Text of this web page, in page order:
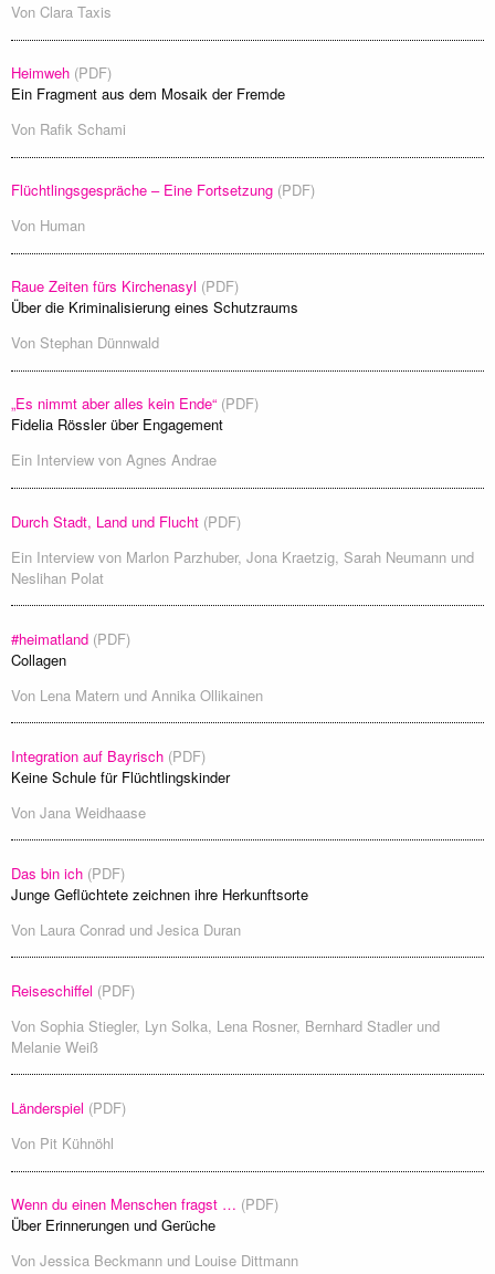
Von Clara Taxis
Heimweh (PDF)
Ein Fragment aus dem Mosaik der Fremde
Von Rafik Schami
Flüchtlingsgespräche – Eine Fortsetzung (PDF)
Von Human
Raue Zeiten fürs Kirchenasyl (PDF)
Über die Kriminalisierung eines Schutzraums
Von Stephan Dünnwald
„Es nimmt aber alles kein Ende“ (PDF)
Fidelia Rössler über Engagement
Ein Interview von Agnes Andrae
Durch Stadt, Land und Flucht (PDF)
Ein Interview von Marlon Parzhuber, Jona Kraetzig, Sarah Neumann und
Neslihan Polat
#heimatland (PDF)
Collagen
Von Lena Matern und Annika Ollikainen
Integration auf Bayrisch (PDF)
Keine Schule für Flüchtlingskinder
Von Jana Weidhaase
Das bin ich (PDF)
Junge Geflüchtete zeichnen ihre Herkunftsorte
Von Laura Conrad und Jesica Duran
Reiseschiffel (PDF)
Von Sophia Stiegler, Lyn Solka, Lena Rosner, Bernhard Stadler und
Melanie Weiß
Länderspiel (PDF)
Von Pit Kühnöhl
Wenn du einen Menschen fragst … (PDF)
Über Erinnerungen und Gerüche
Von Jessica Beckmann und Louise Dittmann